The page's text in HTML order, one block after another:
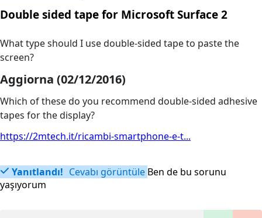
Double sided tape for Microsoft Surface 2
What type should I use double-sided tape to paste the
screen?
Aggiorna (02/12/2016)
Which of these do you recommend double-sided adhesive
tapes for the display?
https://2mtech.it/ricambi-smartphone-e-t...
Yanıtlandı! Cevabı görüntüle Ben de bu sorunu
yaşıyorum